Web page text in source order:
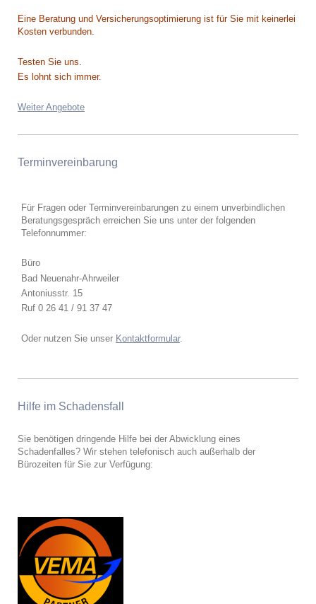
Eine Beratung und Versicherungsoptimierung ist für Sie mit keinerlei
Kosten verbunden.
Testen Sie uns.
Es lohnt sich immer.
Weiter Angebote
Terminvereinbarung
Für Fragen oder Terminvereinbarungen zu einem unverbindlichen
Beratungsgespräch erreichen Sie uns unter der folgenden
Telefonnummer:
Büro
Bad Neuenahr-Ahrweiler
Antoniusstr. 15
Ruf 0 26 41 / 91 37 47
Oder nutzen Sie unser Kontaktformular.
Hilfe im Schadensfall
Sie benötigen dringende Hilfe bei der Abwicklung eines
Schadenfalles? Wir stehen telefonisch auch außerhalb der
Bürozeiten für Sie zur Verfügung: